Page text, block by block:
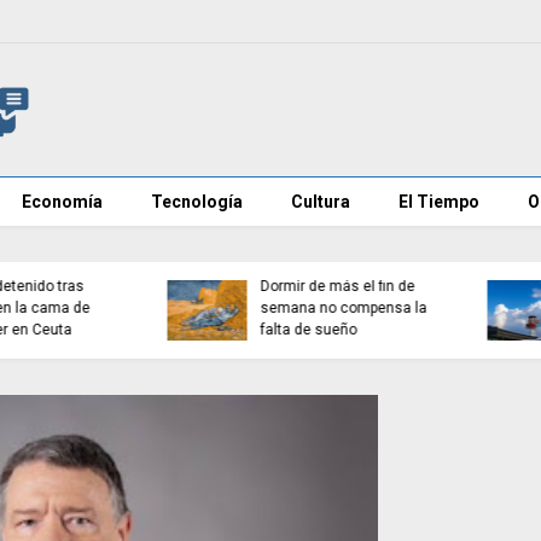
Economía Tecnología Cultura El Tiempo
Muere Jorge Messi,
padre de Lionel Messi, a
los 68 años
Detenido en Zamora
retener y agredir a su